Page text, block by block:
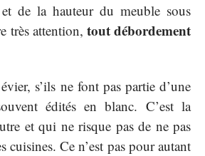
de la hauteur du meuble sous
très attention, tout débordement
s’ils ne font pas partie d’une
édités en blanc. C’est la
et qui ne risque pas de ne pas
cuisines. Ce n’est pas pour autant